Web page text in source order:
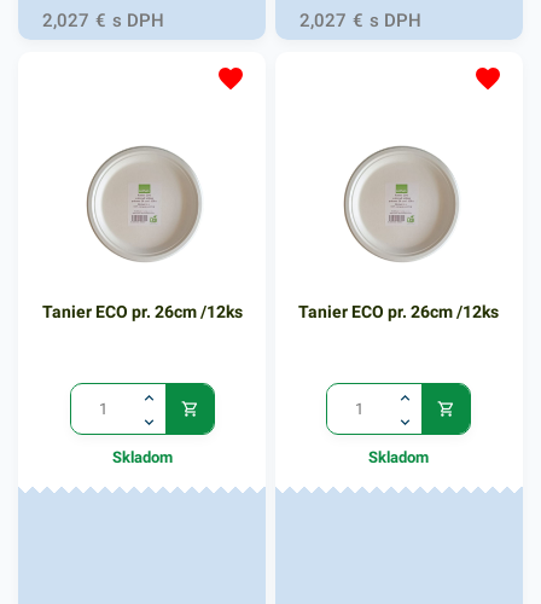
2,027 € s DPH 2,027 € s DPH
Tanier ECO pr. 26cm /12ks
Skladom
Tanier ECO pr. 26cm /12ks
Skladom